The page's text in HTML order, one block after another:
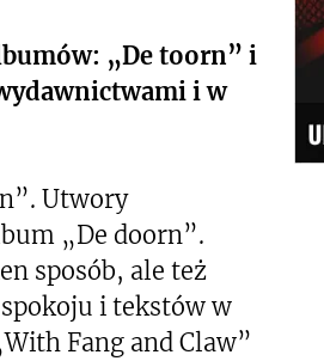
„De toorn” i
i w
Utwory
„De doorn”.
sposób, ale też
i tekstów w
Fang and Claw”